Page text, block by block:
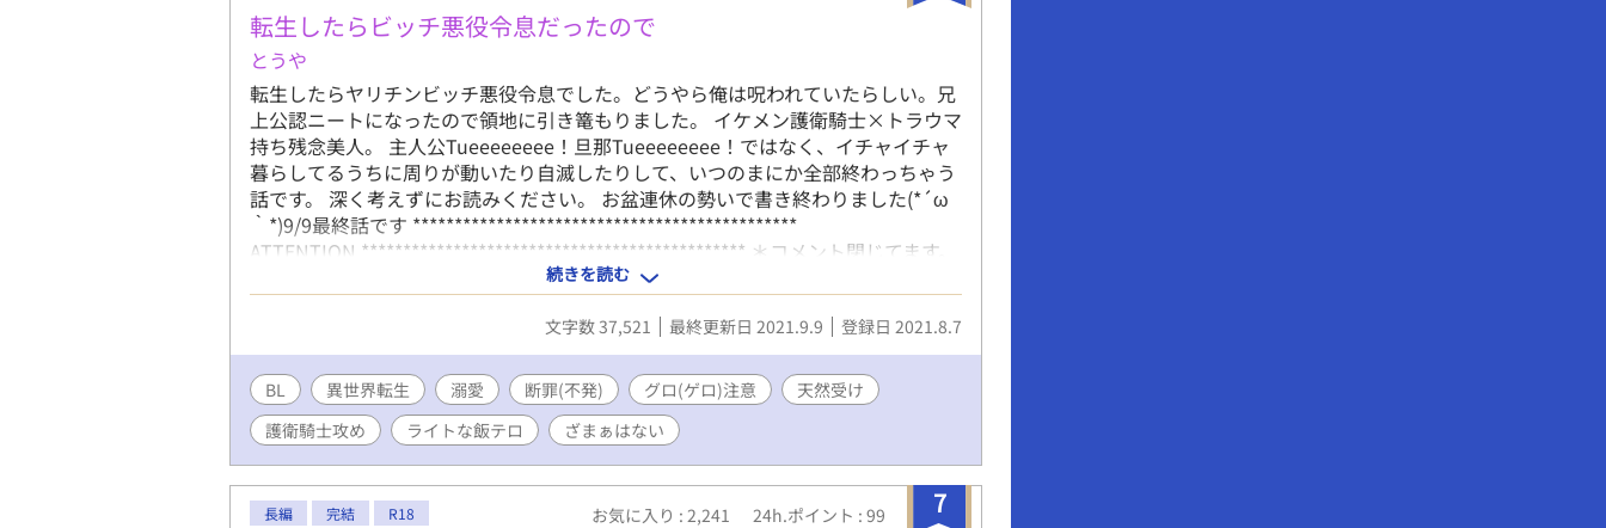
転生したらビッチ悪役令息だったので
とうや
転生したらヤリチンビッチ悪役令息でした。どうやら俺は呪われていたらしい。兄
上公認ニートになったので領地に引き篭もりました。 イケメン護衛騎士×トラウマ
持ち残念美人。 主人公Tueeeeeeee！旦那Tueeeeeeee！ではなく、イチャイチャ
暮らしてるうちに周りが動いたり自滅したりして、いつのまにか全部終わっちゃう
話です。 深く考えずにお読みください。 お盆連休の勢いで書き終わりました(*´ω
｀*)9/9最終話です **********************************************
ATTENTION ********************************************** ＊コメント閉じてます。
静かに連載(*´ω｀*) ＊主人公ゲロ吐きます。苦手な方はご注意ください。 ＊エロ
はあんまりありません。 ＊世界軸は『7人の魔王シリーズ』、地球滅亡後100年く
らい？ ＊9/9、15時最終話。最終話の『終末』とか『古代種』の下りは『7人の魔
王シリーズ』のネタバレ設定を参考に。
続きを読む
文字数 37,521 最終更新日 2021.9.9 登録日 2021.8.7
BL 異世界転生 溺愛 断罪(不発) グロ(ゲロ)注意
天然受け
護衛騎士攻め
ライトな飯テロ ざまぁはない
7
長編 完結 R18 お気に入り : 2,241 24h.ポイント : 99